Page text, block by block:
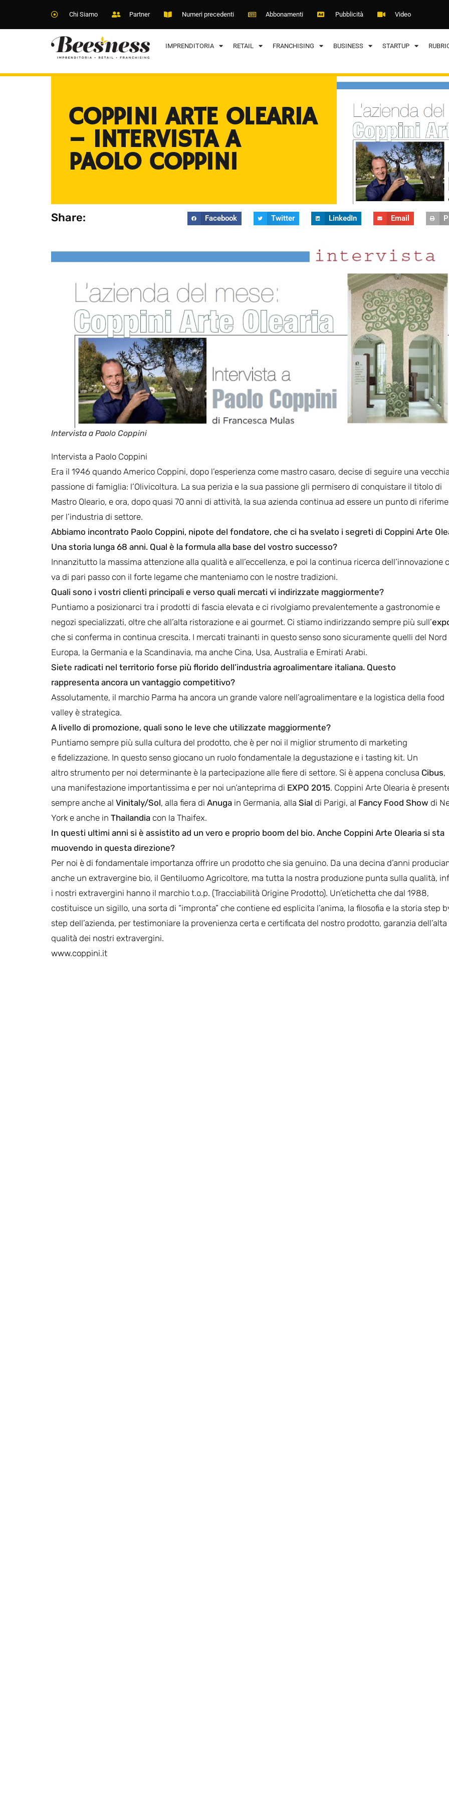
Chi Siamo Partner Numeri precedenti Abbonamenti Pubblicità Video
IMPRENDITORIA RETAIL FRANCHISING BUSINESS STARTUP
COPPINI ARTE OLEARIA
– INTERVISTA A
PAOLO COPPINI
Share: Facebook Twitter LinkedIn Email
Intervista a Paolo Coppini
Intervista a Paolo Coppini
Era il 1946 quando Americo Coppini, dopo l’esperienza come mastro casaro, decise di seguire una
passione di famiglia: l’Olivicoltura. La sua perizia e la sua passione gli permisero di conquistare il titolo di
Mastro Oleario, e ora, dopo quasi 70 anni di attività, la sua azienda continua ad essere un punto di
per l’industria di settore.
Abbiamo incontrato Paolo Coppini, nipote del fondatore, che ci ha svelato i segreti di Coppini Arte
Una storia lunga 68 anni. Qual è la formula alla base del vostro successo?
Innanzitutto la massima attenzione alla qualità e all’eccellenza, e poi la continua ricerca dell’innovazione
va di pari passo con il forte legame che manteniamo con le nostre tradizioni.
Quali sono i vostri clienti principali e verso quali mercati vi indirizzate maggiormente?
Puntiamo a posizionarci tra i prodotti di fascia elevata e ci rivolgiamo prevalentemente a gastronomie e
negozi specializzati, oltre che all’alta ristorazione e ai gourmet. Ci stiamo indirizzando sempre più sull’
che si conferma in continua crescita. I mercati trainanti in questo senso sono sicuramente quelli del Nord
Europa, la Germania e la Scandinavia, ma anche Cina, Usa, Australia e Emirati Arabi.
Siete radicati nel territorio forse più florido dell’industria agroalimentare italiana. Questo
rappresenta ancora un vantaggio competitivo?
Assolutamente, il marchio Parma ha ancora un grande valore nell’agroalimentare e la logistica della food
valley è strategica.
A livello di promozione, quali sono le leve che utilizzate maggiormente?
Puntiamo sempre più sulla cultura del prodotto, che è per noi il miglior strumento di marketing
e fidelizzazione. In questo senso giocano un ruolo fondamentale la degustazione e i tasting kit. Un
altro strumento per noi determinante è la partecipazione alle fiere di settore. Si è appena conclusa Cibus,
una manifestazione importantissima e per noi un’anteprima di EXPO 2015. Coppini Arte Olearia è
sempre anche al Vinitaly/Sol, alla fiera di Anuga in Germania, alla Sial di Parigi, al Fancy Food Show di
York e anche in Thailandia con la Thaifex.
In questi ultimi anni si è assistito ad un vero e proprio boom del bio. Anche Coppini Arte Olearia si sta
muovendo in questa direzione?
Per noi è di fondamentale importanza offrire un prodotto che sia genuino. Da una decina d’anni
anche un extravergine bio, il Gentiluomo Agricoltore, ma tutta la nostra produzione punta sulla qualità,
i nostri extravergini hanno il marchio t.o.p. (Tracciabilità Origine Prodotto). Un’etichetta che dal 1988,
costituisce un sigillo, una sorta di “impronta” che contiene ed esplicita l’anima, la filosofia e la storia step
step dell’azienda, per testimoniare la provenienza certa e certificata del nostro prodotto, garanzia dell’alta
qualità dei nostri extravergini.
www.coppini.it